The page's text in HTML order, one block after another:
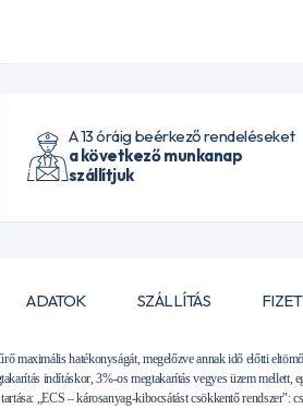
A 13 óráig beérkező rendeléseket
a következő munkanap
szállítjuk
ADATOK SZÁLLÍTÁS
maximális hatékonyságát, megelőzve annak idő előtti
indításkor, 3%-os megtakarítás vegyes üzem
„ECS – károsanyag-kibocsátást csökkentő